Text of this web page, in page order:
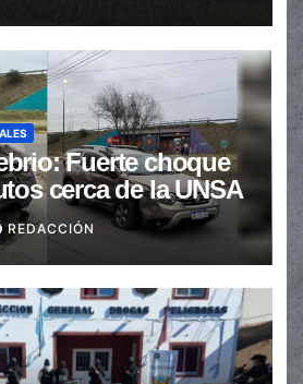
Fuerte choque
cerca de la UNSA
REDACCIÓN